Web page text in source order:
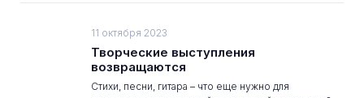
11 октября 2023
Творческие выступления
возвращаются
Стихи, песни, гитара – что еще нужно для